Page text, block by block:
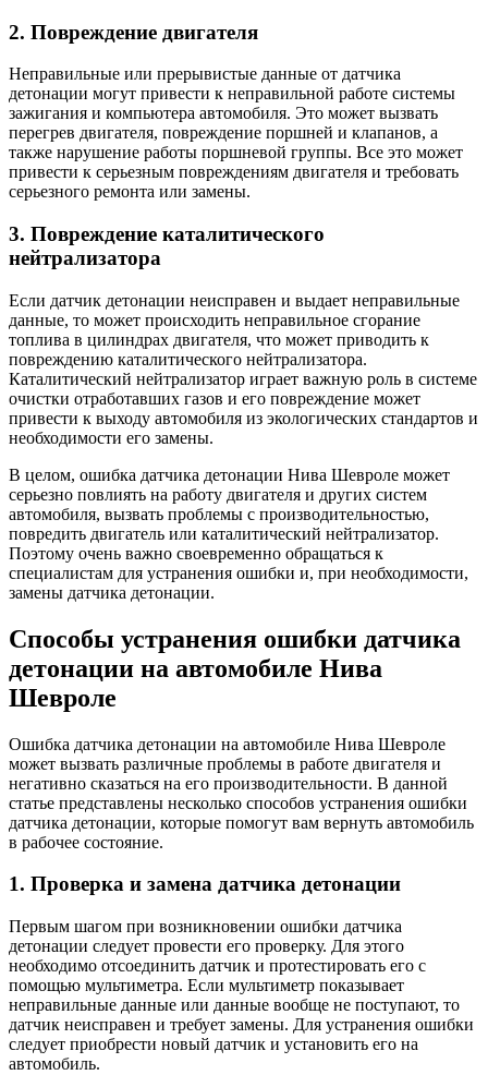
2. Повреждение двигателя
Неправильные или прерывистые данные от датчика
детонации могут привести к неправильной работе системы
зажигания и компьютера автомобиля. Это может вызвать
перегрев двигателя, повреждение поршней и клапанов, а
также нарушение работы поршневой группы. Все это может
привести к серьезным повреждениям двигателя и требовать
серьезного ремонта или замены.
3. Повреждение каталитического
нейтрализатора
Если датчик детонации неисправен и выдает неправильные
данные, то может происходить неправильное сгорание
топлива в цилиндрах двигателя, что может приводить к
повреждению каталитического нейтрализатора.
Каталитический нейтрализатор играет важную роль в системе
очистки отработавших газов и его повреждение может
привести к выходу автомобиля из экологических стандартов и
необходимости его замены.
В целом, ошибка датчика детонации Нива Шевроле может
серьезно повлиять на работу двигателя и других систем
автомобиля, вызвать проблемы с производительностью,
повредить двигатель или каталитический нейтрализатор.
Поэтому очень важно своевременно обращаться к
специалистам для устранения ошибки и, при необходимости,
замены датчика детонации.
Способы устранения ошибки датчика
детонации на автомобиле Нива
Шевроле
Ошибка датчика детонации на автомобиле Нива Шевроле
может вызвать различные проблемы в работе двигателя и
негативно сказаться на его производительности. В данной
статье представлены несколько способов устранения ошибки
датчика детонации, которые помогут вам вернуть автомобиль
в рабочее состояние.
1. Проверка и замена датчика детонации
Первым шагом при возникновении ошибки датчика
детонации следует провести его проверку. Для этого
необходимо отсоединить датчик и протестировать его с
помощью мультиметра. Если мультиметр показывает
неправильные данные или данные вообще не поступают, то
датчик неисправен и требует замены. Для устранения ошибки
следует приобрести новый датчик и установить его на
автомобиль.